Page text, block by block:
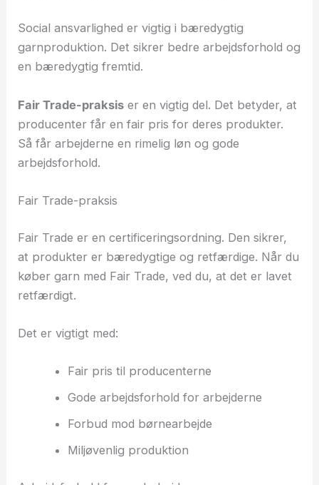
Social ansvarlighed er vigtig i bæredygtig
garnproduktion. Det sikrer bedre arbejdsforhold og
en bæredygtig fremtid.
Fair Trade-praksis er en vigtig del. Det betyder, at
producenter får en fair pris for deres produkter.
Så får arbejderne en rimelig løn og gode
arbejdsforhold.
Fair Trade-praksis
Fair Trade er en certificeringsordning. Den sikrer,
at produkter er bæredygtige og retfærdige. Når du
køber garn med Fair Trade, ved du, at det er lavet
retfærdigt.
Det er vigtigt med:
Fair pris til producenterne
Gode arbejdsforhold for arbejderne
Forbud mod børnearbejde
Miljøvenlig produktion